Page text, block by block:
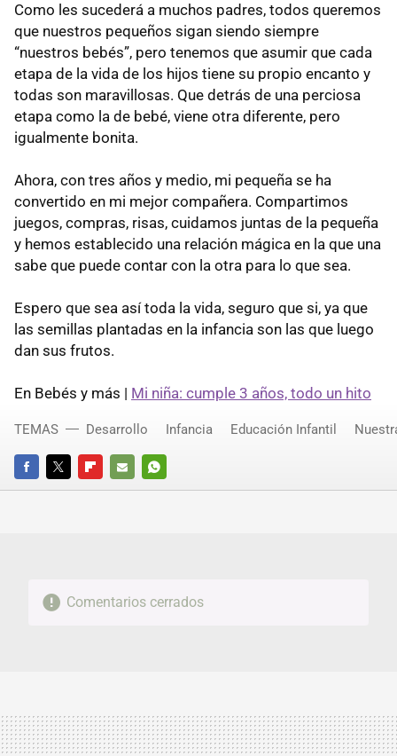
Como les sucederá a muchos padres, todos queremos
que nuestros pequeños sigan siendo siempre
“nuestros bebés”, pero tenemos que asumir que cada
etapa de la vida de los hijos tiene su propio encanto y
todas son maravillosas. Que detrás de una perciosa
etapa como la de bebé, viene otra diferente, pero
igualmente bonita.
Ahora, con tres años y medio, mi pequeña se ha
convertido en mi mejor compañera. Compartimos
juegos, compras, risas, cuidamos juntas de la pequeña
y hemos establecido una relación mágica en la que una
sabe que puede contar con la otra para lo que sea.
Espero que sea así toda la vida, seguro que si, ya que
las semillas plantadas en la infancia son las que luego
dan sus frutos.
En Bebés y más | Mi niña: cumple 3 años, todo un hito
FACEBOOKTWITTERFLIPBOARD
E-
WHATSAPP
TEMAS Desarrollo Infancia Educación Infantil
Comentarios cerrados